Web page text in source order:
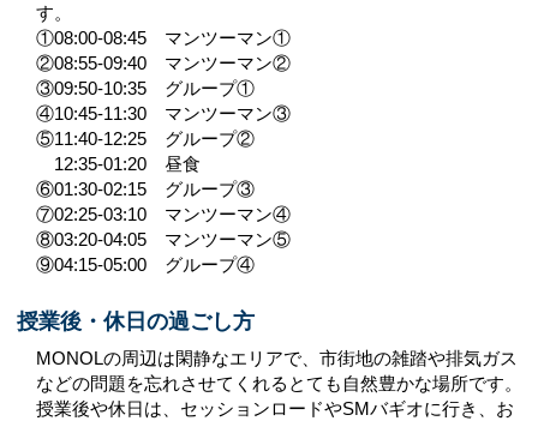
す。
①08:00-08:45 マンツーマン①
②08:55-09:40 マンツーマン②
③09:50-10:35 グループ①
④10:45-11:30 マンツーマン③
⑤11:40-12:25 グループ②
12:35-01:20 昼食
⑥01:30-02:15 グループ③
⑦02:25-03:10 マンツーマン④
⑧03:20-04:05 マンツーマン⑤
⑨04:15-05:00 グループ④
授業後・休日の過ごし方
MONOLの周辺は閑静なエリアで、市街地の雑踏や排気ガス
などの問題を忘れさせてくれるとても自然豊かな場所です。
授業後や休日は、セッションロードやSMバギオに行き、お